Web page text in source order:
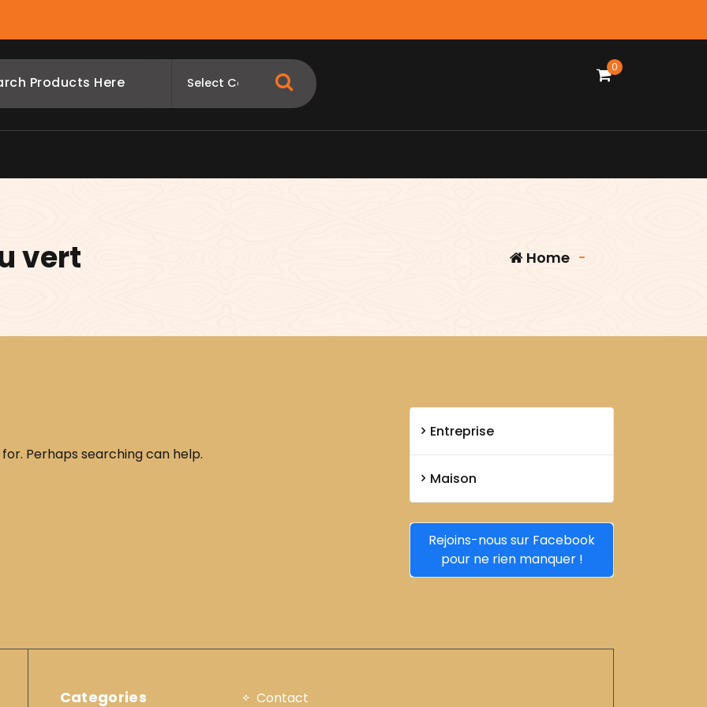
0
vert Home -
Perhaps searching can help.
Entreprise
Maison
Rejoins-nous sur Facebook
pour ne rien manquer !
Categories Contact